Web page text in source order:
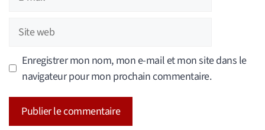
Site
web
Enregistrer mon nom, mon e-mail et mon site dans le
navigateur pour mon prochain commentaire.